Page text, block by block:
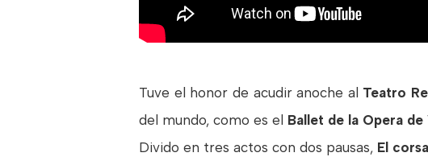
Tuve el honor de acudir anoche al Teatro
del mundo, como es el Ballet de la Opera de
Divido en tres actos con dos pausas, El